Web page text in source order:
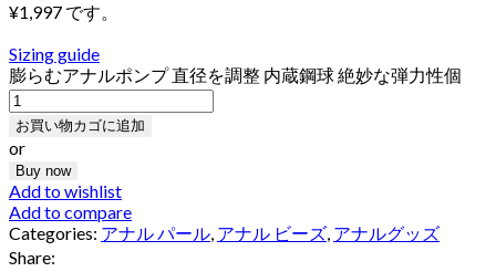
¥1,997 です。
Sizing guide
膨らむアナルポンプ 直径を調整 内蔵鋼球 絶妙な弾力性個
お買い物カゴに追加
or
Buy now
Add to wishlist
Add to compare
Categories: アナル パール, アナル ビーズ, アナルグッズ
Share: